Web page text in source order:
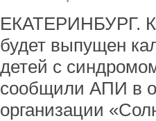
ЕКАТЕРИНБУРГ. К
будет выпущен
детей с
сообщили АПИ в
организации